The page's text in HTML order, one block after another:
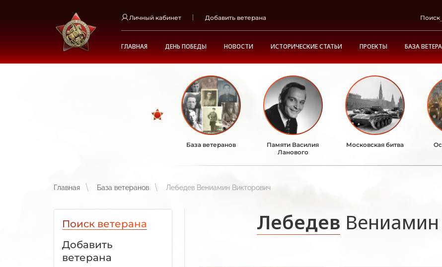
Личный кабинет Добавить ветерана Поиск
ГЛАВНАЯ ДЕНЬ ПОБЕДЫ НОВОСТИ ИСТОРИЧЕСКИЕ СТАТЬИ ПРОЕКТЫ БАЗА
База ветеранов
Памяти Василия
Ланового
Московская битва
Главная База ветеранов Лебедев Вениамин Викторович
Поиск ветерана
Добавить
ветерана
Лебедев